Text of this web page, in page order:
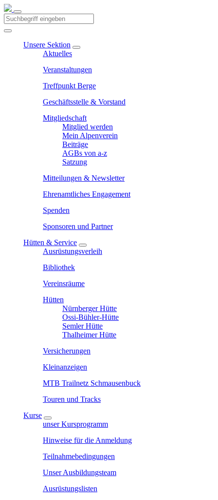
Unsere Sektion
Aktuelles
Veranstaltungen
Treffpunkt Berge
Geschäftsstelle & Vorstand
Mitgliedschaft
Mitglied werden
Mein Alpenverein
Beiträge
AGBs von a-z
Satzung
Mitteilungen & Newsletter
Ehrenamtliches Engagement
Spenden
Sponsoren und Partner
Hütten & Service
Ausrüstungsverleih
Bibliothek
Vereinsräume
Hütten
Nürnberger Hütte
Ossi-Bühler-Hütte
Semler Hütte
Thalheimer Hütte
Versicherungen
Kleinanzeigen
MTB Trailnetz Schmausenbuck
Touren und Tracks
Kurse
unser Kursprogramm
Hinweise für die Anmeldung
Teilnahmebedingungen
Unser Ausbildungsteam
Ausrüstungslisten